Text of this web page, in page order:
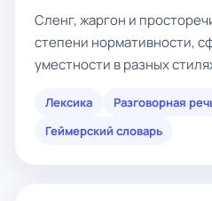
Сленг, жаргон и
степени нормативности,
уместности в разных
Лексика Разговорная
Геймерский словарь